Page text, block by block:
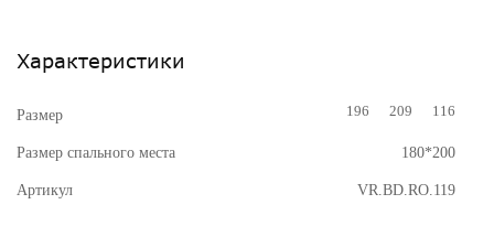
Характеристики
Размер 196 209 116
Размер спального места 180*200
Артикул VR.BD.RO.119